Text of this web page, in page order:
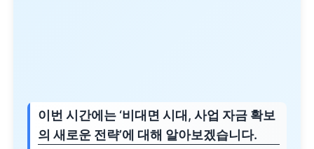
이번 시간에는 ‘비대면 시대, 사업 자금 확보
의 새로운 전략’에 대해 알아보겠습니다.